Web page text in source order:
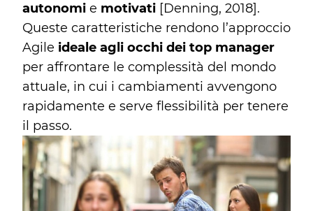
autonomi e motivati [Denning, 2018].
Queste caratteristiche rendono l’approccio
Agile ideale agli occhi dei top manager
per affrontare le complessità del mondo
attuale, in cui i cambiamenti avvengono
rapidamente e serve flessibilità per tenere
il passo.